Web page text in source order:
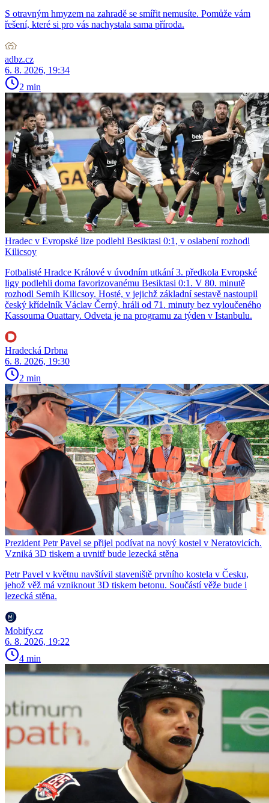
S otravným hmyzem na zahradě se smířit nemusíte. Pomůže vám
řešení, které si pro vás nachystala sama příroda.
adbz.cz
6. 8. 2026, 19:34
2 min
Hradec v Evropské lize podlehl Besiktasi 0:1, v oslabení rozhodl
Kilicsoy
Fotbalisté Hradce Králové v úvodním utkání 3. předkola Evropské
ligy podlehli doma favorizovanému Besiktasi 0:1. V 80. minutě
rozhodl Semih Kilicsoy. Hosté, v jejichž základní sestavě nastoupil
český křídelník Václav Černý, hráli od 71. minuty bez vyloučeného
Kassouma Ouattary. Odveta je na programu za týden v Istanbulu.
Hradecká Drbna
6. 8. 2026, 19:30
2 min
Prezident Petr Pavel se přijel podívat na nový kostel v Neratovicích.
Vzniká 3D tiskem a uvnitř bude lezecká stěna
Petr Pavel v květnu navštívil staveniště prvního kostela v Česku,
jehož věž má vzniknout 3D tiskem betonu. Součástí věže bude i
lezecká stěna.
Mobify.cz
6. 8. 2026, 19:22
4 min